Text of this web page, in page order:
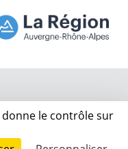
donne le contrôle sur